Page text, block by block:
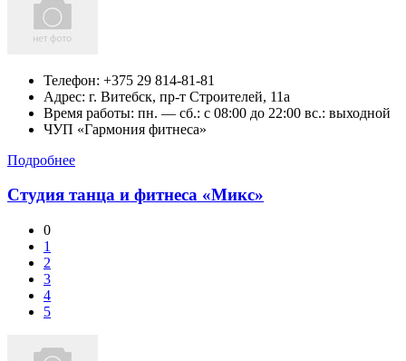
Телефон: +375 29 814-81-81
Адрес: г. Витебск, пр-т Строителей, 11а
Время работы: пн. — сб.: c 08:00 до 22:00 вс.: выходной
ЧУП «Гармония фитнеса»
Подробнее
Студия танца и фитнеса «Микс»
0
1
2
3
4
5